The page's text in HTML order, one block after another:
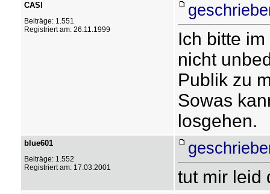
CASI
Beiträge: 1.551
Registriert am: 26.11.1999
Ich bitte
nicht
Publik zu
Sowas
losgehen.
blue601
Beiträge: 1.552
Registriert am: 17.03.2001
tut mir leid